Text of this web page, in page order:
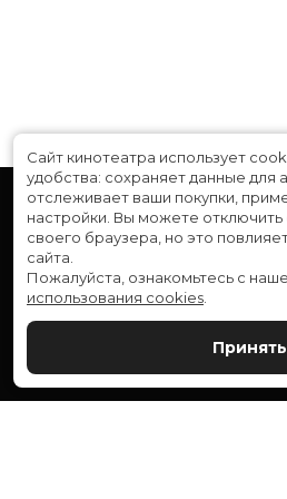
Расписание
Скоро в кино
Служба поддержки
Сайт кинотеатра использует
удобства: сохраняет данные для
отслеживает ваши покупки,
настройки. Вы можете отключить
своего браузера, но это
сайта.
Пожалуйста, ознакомьтесь с
использования cookies
Принять